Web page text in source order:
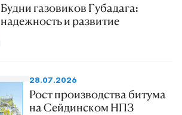
Будни газовиков Губадага:
надежность и развитие
28.07.2026
Рост производства битума
на Сейдинском НПЗ